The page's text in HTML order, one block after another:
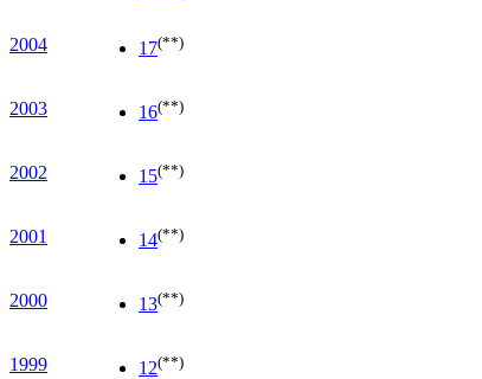
2004 17(**)
2003 16(**)
2002 15(**)
2001 14(**)
2000 13(**)
1999 12(**)